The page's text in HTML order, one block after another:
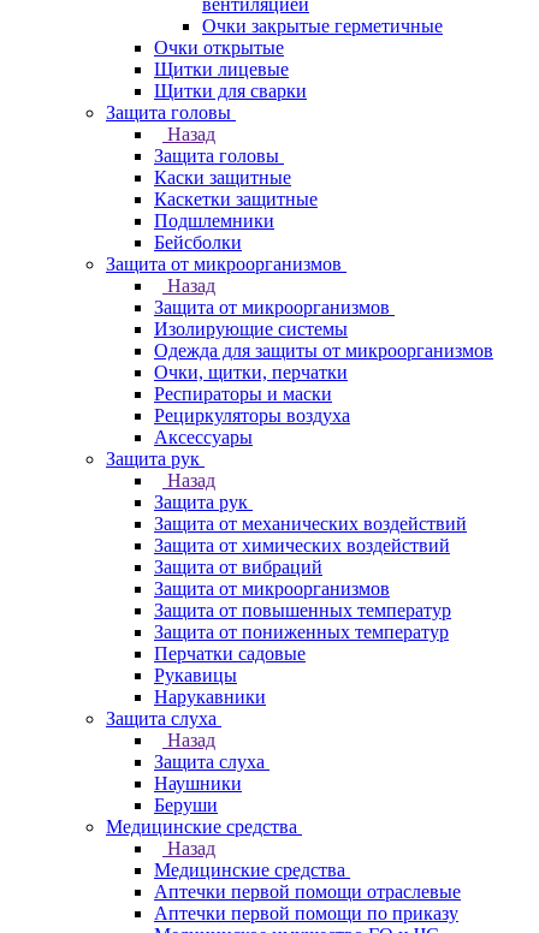
вентиляцией
Очки закрытые герметичные
Очки открытые
Щитки лицевые
Щитки для сварки
Защита головы
Назад
Защита головы
Каски защитные
Каскетки защитные
Подшлемники
Бейсболки
Защита от микроорганизмов
Назад
Защита от микроорганизмов
Изолирующие системы
Одежда для защиты от микроорганизмов
Очки, щитки, перчатки
Респираторы и маски
Рециркуляторы воздуха
Аксессуары
Защита рук
Назад
Защита рук
Защита от механических воздействий
Защита от химических воздействий
Защита от вибраций
Защита от микроорганизмов
Защита от повышенных температур
Защита от пониженных температур
Перчатки садовые
Рукавицы
Нарукавники
Защита слуха
Назад
Защита слуха
Наушники
Беруши
Медицинские средства
Назад
Медицинские средства
Аптечки первой помощи отраслевые
Аптечки первой помощи по приказу